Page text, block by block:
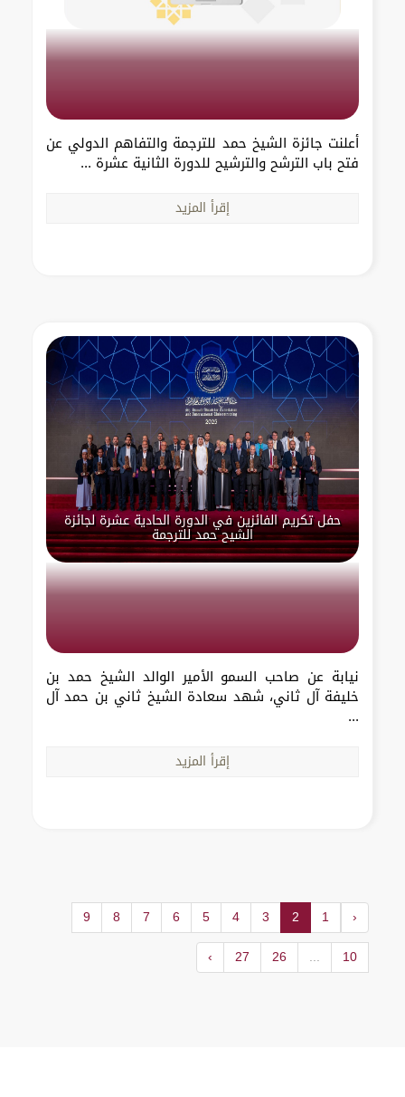
أعلنت جائزة الشيخ حمد للترجمة والتفاهم الدولي عن
فتح باب الترشح والترشيح للدورة الثانية عشرة ...
إقرأ المزيد
حفل تكريم الفائزين في الدورة الحادية عشرة لجائزة
الشيح حمد للترجمة
نيابة عن صاحب السمو الأمير الوالد الشيخ حمد بن
خليفة آل ثاني، شهد سعادة الشيخ ثاني بن حمد آل
...
إقرأ المزيد
‹
1
2
3
4
5
6
7
8
9
10
...
26
27
›